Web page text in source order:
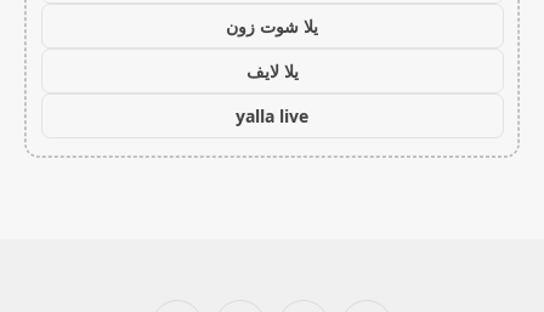
يلا شوت زون
يلا لايف
yalla live